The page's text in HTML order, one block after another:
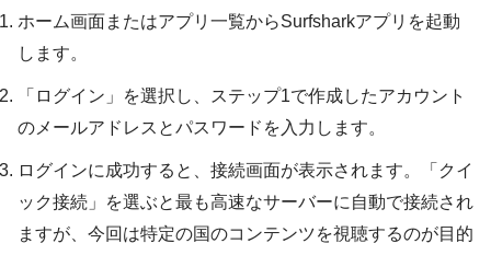
ホーム画面またはアプリ一覧からSurfsharkアプリを起動
します。
「ログイン」を選択し、ステップ1で作成したアカウント
のメールアドレスとパスワードを入力します。
ログインに成功すると、接続画面が表示されます。「クイ
ック接続」を選ぶと最も高速なサーバーに自動で接続され
ますが、今回は特定の国のコンテンツを視聴するのが目的